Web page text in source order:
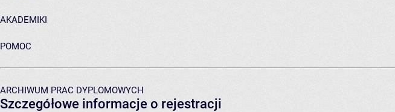
AKADEMIKI
POMOC
ARCHIWUM PRAC DYPLOMOWYCH
Szczegółowe informacje o rejestracji